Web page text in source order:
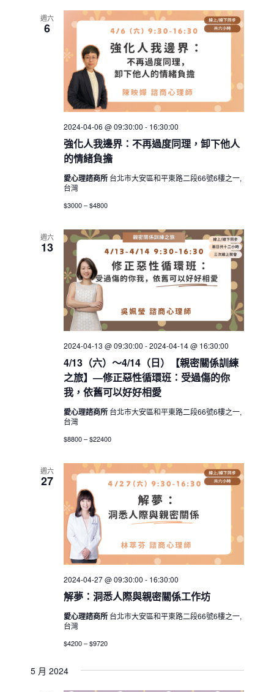
週六
6
強化人我邊界：不再過度同理，卸下他人
的情緒負擔
2024-04-06 @ 09:30:00 - 16:30:00
愛心理諮商所 台北市大安區和平東路二段66號6樓之一,
台灣
$3000 – $4800
週六
13
4/13（六）～4/14（日）【親密關係訓練
之旅】—修正惡性循環班：受過傷的你
我，依舊可以好好相愛
2024-04-13 @ 09:30:00 -2024-04-14 @ 16:30:00
愛心理諮商所 台北市大安區和平東路二段66號6樓之一,
台灣
$8800 – $22400
週六
27
解夢：洞悉人際與親密關係工作坊
2024-04-27 @ 09:30:00 - 16:30:00
愛心理諮商所 台北市大安區和平東路二段66號6樓之一,
台灣
$4200 – $9720
5 月 2024